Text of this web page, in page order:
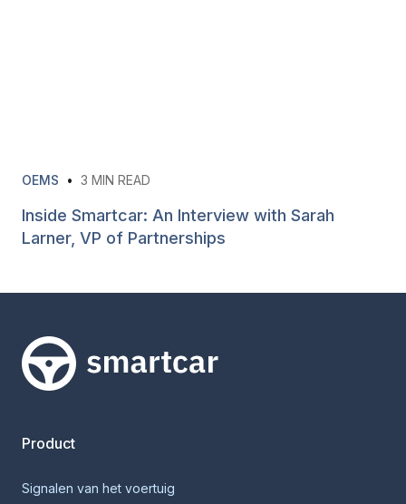
OEMS • 3 MIN READ
Inside Smartcar: An Interview with Sarah
Larner, VP of Partnerships
Smartcar-huis
Product
Signalen van het voertuig